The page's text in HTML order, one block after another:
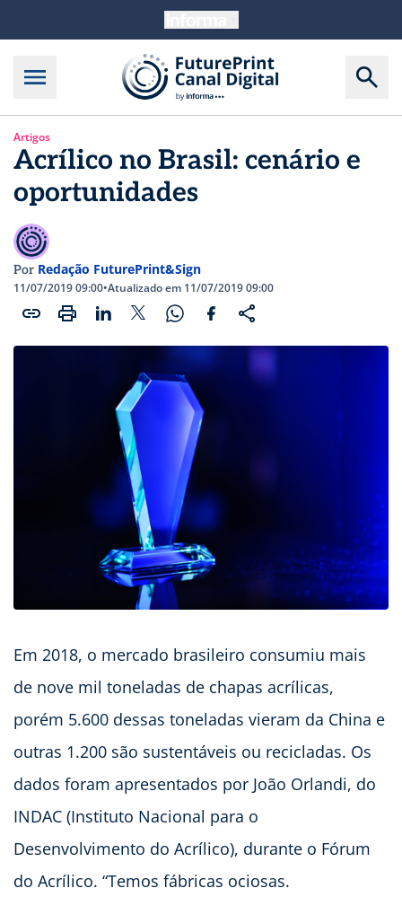
Artigos
Acrílico no Brasil: cenário e
oportunidades
Por Redação FuturePrint&Sign
11/07/2019 09:00•Atualizado em 11/07/2019 09:00
Em 2018, o mercado brasileiro consumiu mais
de nove mil toneladas de chapas acrílicas,
porém 5.600 dessas toneladas vieram da China e
outras 1.200 são sustentáveis ou recicladas. Os
dados foram apresentados por João Orlandi, do
INDAC (Instituto Nacional para o
Desenvolvimento do Acrílico), durante o Fórum
do Acrílico. “Temos fábricas ociosas.